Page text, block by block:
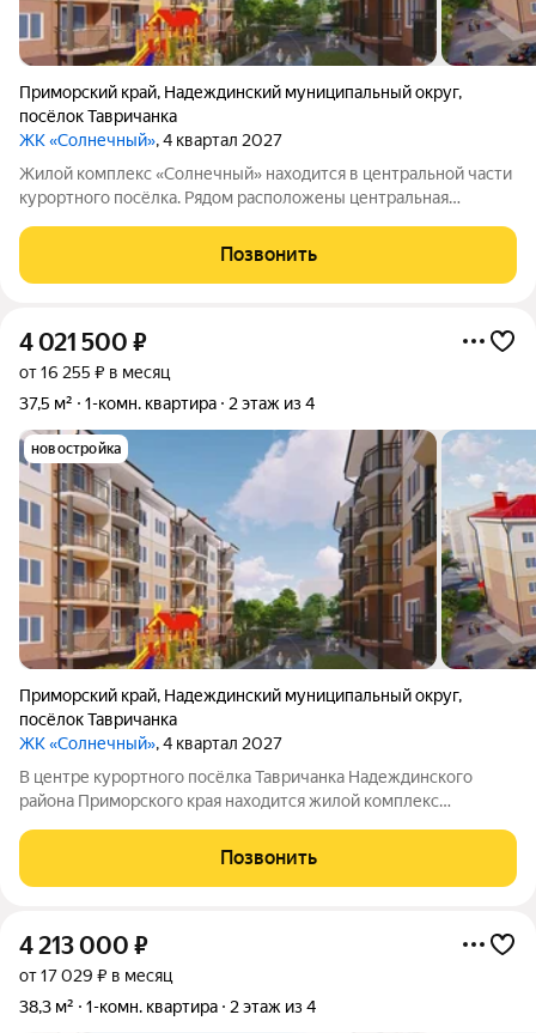
Приморский край, Надеждинский муниципальный округ,
посёлок Тавричанка
ЖК «Солнечный», 4 квартал 2027
Жилой комплекс «Солнечный» находится в центральной части
курортного посёлка. Рядом расположены центральная
остановки общественного
Позвонить
4 021 500 ₽
от 16 255 ₽ в месяц
37,5 м²
1-комн. квартира 2 этаж из 4
новостройка
Приморский край, Надеждинский муниципальный округ,
посёлок Тавричанка
ЖК «Солнечный», 4 квартал 2027
В центре курортного посёлка Тавричанка Надеждинского
района Приморского края находится жилой комплекс
Вблизи есть всё, что нужно для жизни: транспорт, магазины,
банк, детский сад, школа и
Позвонить
4 213 000 ₽
от 17 029 ₽ в месяц
38,3 м²
1-комн. квартира 2 этаж из 4